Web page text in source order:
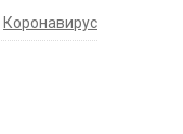
Коронавирус